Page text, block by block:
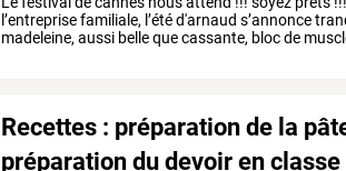
l’entreprisefamiliale, l’étéd'arnaud s’annonce
madeleine, aussi bellequecassante, blocde
Recettes : préparation de la
préparation du devoir en classe